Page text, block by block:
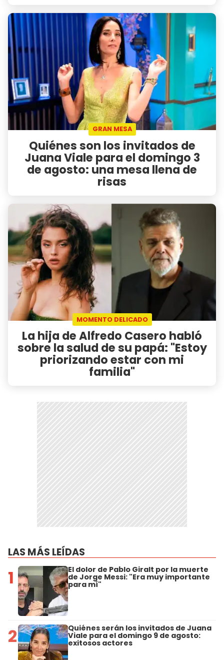
GRAN MESA
Quiénes son los invitados de
Juana Viale para el domingo 3
de agosto: una mesa llena de
risas
MOMENTO DELICADO
La hija de Alfredo Casero habló
sobre la salud de su papá: "Estoy
priorizando estar con mi
familia"
LAS MÁS LEÍDAS
1 El dolor de Pablo Giralt por la muerte
de Jorge Messi: "Era muy importante
para mí"
2 Quiénes serán los invitados de Juana
Viale para el domingo 9 de agosto:
exitosos actores